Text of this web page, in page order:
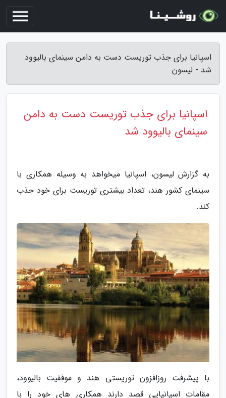
اسپانیا برای جذب توریست دست به دامن سینمای بالیوود
شد - لیسون
اسپانیا برای جذب توریست دست به دامن
سینمای بالیوود شد
به گزارش لیسون، اسپانیا میخواهد به وسیله همکاری با
سینمای کشور هند، تعداد بیشتری توریست برای خود جذب
کند.
با پیشرفت روزافزون توریستی هند و موفقیت بالیوود،
مقامات اسپانیایی قصد دارند همکاری های خود را با